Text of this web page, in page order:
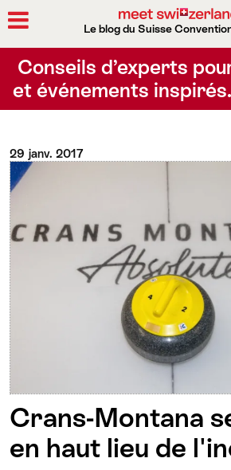
Le blog du Suisse
Conseils d’experts
et événements
29 janv. 2017
Crans-Montana
en haut lieu de